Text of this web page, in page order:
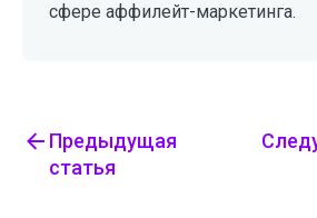
сфере аффилейт-маркетинга.
Предыдущая
статья